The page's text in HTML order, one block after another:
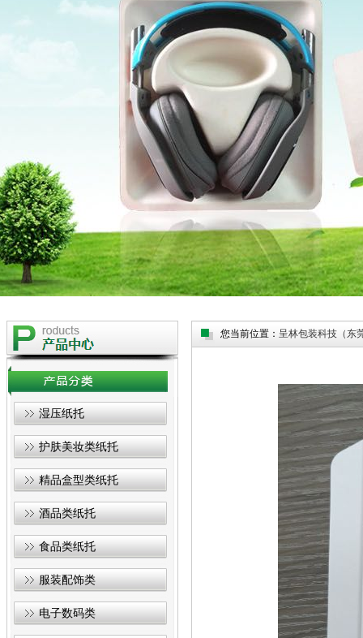
湿压纸托
护肤美妆类纸托
精品盒型类纸托
酒品类纸托
食品类纸托
服装配饰类
电子数码类
您当前位置： 呈林包装科技（东